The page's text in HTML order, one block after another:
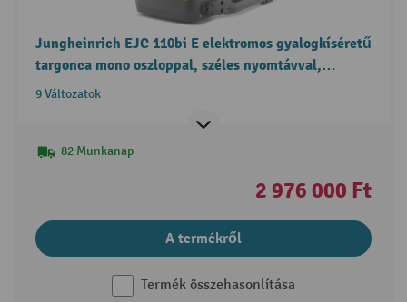
Jungheinrich EJC 110bi E elektromos gyalogkíséretű
targonca mono oszloppal, széles nyomtávval,
szabademeléssel
9 Változatok
82 Munkanap
2 976 000 Ft
A termékről
Termék összehasonlítása